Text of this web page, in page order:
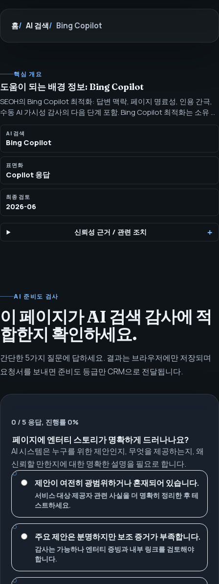
홈 AI 검색 Bing Copilot
핵심 개요
도움이 되는 배경 정보: Bing Copilot
SEOH의 Bing Copilot 최적화: 답변 맥락, 페이지 명료성, 인용 간극,
수동 AI 가시성 감사의 다음 단계 포함. Bing Copilot 최적화는 소유 페
이지, 검색 신호, 내부 링크, 인용 준비 콘텐츠 전반의 답변 맥락을 개
선합니다.
AI 검색
Bing Copilot
표면화
Copilot 응답
최종 검토
2026-06
신뢰성 근거 / 관련 조치
AI 준비도 검사
이 페이지가 AI 검색 감사에 적
합한지 확인하세요.
간단한 5가지 질문에 답하세요. 결과는 브라우저에만 저장되며
요청서를 보내면 준비도 등급만 CRM으로 전달됩니다.
0 / 5 응답, 진행률 0%
페이지에 엔터티 스토리가 명확하게 드러나나요?
AI 시스템은 누구를 위한 제안인지, 무엇을 제공하는지, 왜
신뢰할 만한지에 대한 명확한 설명을 필요로 합니다.
제안이 여전히 광범위하거나 혼재되어 있습니다.
서비스·대상·제공자 관련 사실을 더 명확히 정리한 후 테
스트하세요.
주요 제안은 분명하지만 보조 증거가 부족합니다.
감사는 가능하나 엔터티 증빙과 내부 링크를 검토해야
합니다.